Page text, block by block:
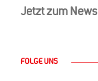
Jetzt zum
FOLGE UNS